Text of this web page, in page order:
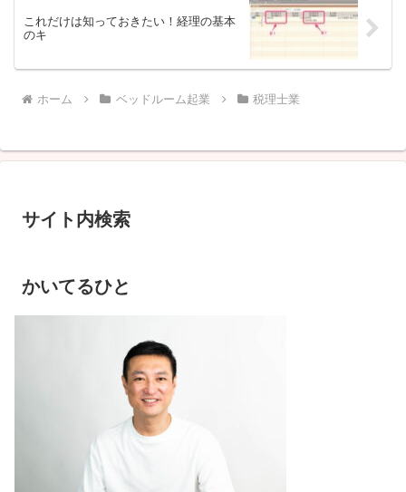
これだけは知っておきたい！経理の基本
のキ
ホーム ベッドルーム起業 税理士業
サイト内検索
かいてるひと